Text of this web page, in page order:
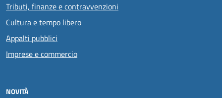
Tributi, finanze e contravvenzioni
Cultura e tempo libero
Appalti pubblici
Imprese e commercio
NOVITÀ